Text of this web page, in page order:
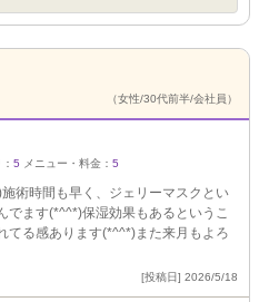
（女性/30代前半/会社員）
5 メニュー・料金： 5
術時間も早く、ジェリーマスクとい
でます(*^^*)保湿効果もあるというこ
てる感あります(*^^*)また来月もよろ
[投稿日] 2026/5/18